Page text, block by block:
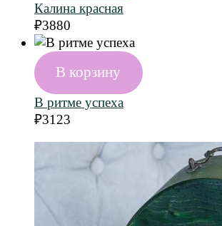
Калина красная
₽3880
В корзину
В ритме успеха
₽3123